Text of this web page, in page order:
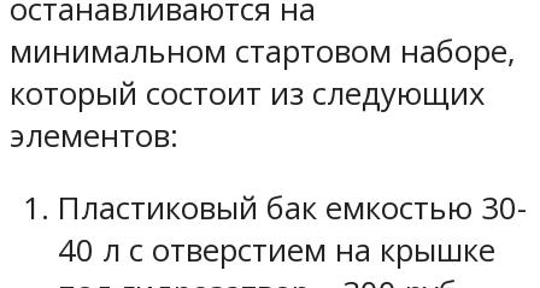
останавливаются на
минимальном стартовом наборе,
который состоит из следующих
элементов:
Пластиковый бак емкостью 30-
40 л с отверстием на крышке